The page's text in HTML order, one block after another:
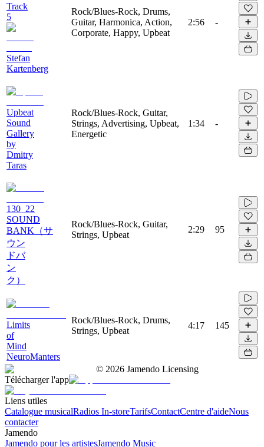
Track
5
Stefan
Kartenberg
Rock/Blues-Rock, Drums,
Guitar, Harmonica, Action,
Corporate, Happy, Upbeat
2:56 -
Upbeat
Sound
Gallery
by
Dmitry
Taras
Rock/Blues-Rock, Guitar,
Strings, Advertising, Upbeat,
Energetic
1:34 -
130_22
SOUND
BANK（サ
ウン
ドバ
ン
ク）
Rock/Blues-Rock, Guitar,
Strings, Upbeat
2:29 95
Limits
of
Mind
NeuroManters
Rock/Blues-Rock, Drums,
Strings, Upbeat
4:17 145
© 2026 Jamendo Licensing
Télécharger l'app
Liens utiles
Catalogue musicalRadios In-storeTarifsContactCentre d'aideNous
contacter
Jamendo
Jamendo pour les artistesJamendo Music